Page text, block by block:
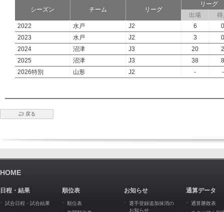
シーズン チーム リーグ
リーグ
出場
得
2022
水戸 J2 6
0
2023
水戸 J2 3
0
2024
沼津 J3 20
2
2025
沼津 J3 38
8
2026特別
山形 J2 - -
戻る
HOME
日程・結果
試合日程・試合結果
順位表
順位表
お知らせ
選手登録追加抹消の
お知らせ
通算データ
通算勝敗表